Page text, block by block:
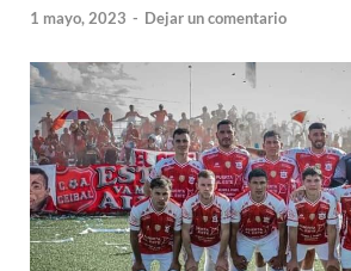
1 mayo, 2023 - Dejar un comentario